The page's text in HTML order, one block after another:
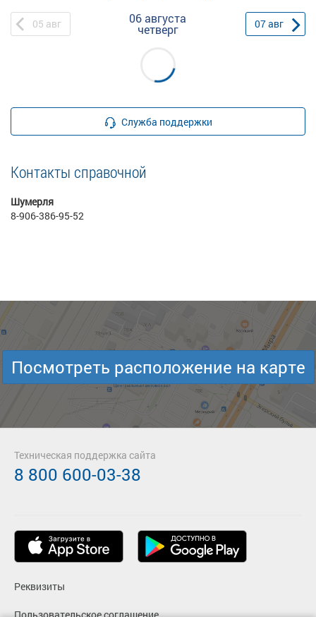
05 авг 06 августа
четверг 07авг
Служба поддержки
Контакты справочной
Шумерля
8-906-386-95-52
Посмотреть расположение на карте
Реквизиты
Техническая поддержка сайта
8 800 600-03-38